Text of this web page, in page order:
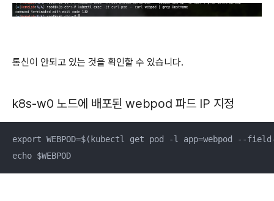
통신이 안되고 있는 것을 확인할 수 있습니다.
k8s-w0 노드에 배포된 webpod 파드 IP 지정
export WEBPOD=$(kubectl get pod -l app=webpod --
echo $WEBPOD